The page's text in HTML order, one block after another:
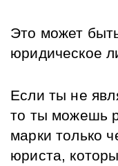
Это может
юридическое
Если ты не
то ты можешь
марки только
юриста,